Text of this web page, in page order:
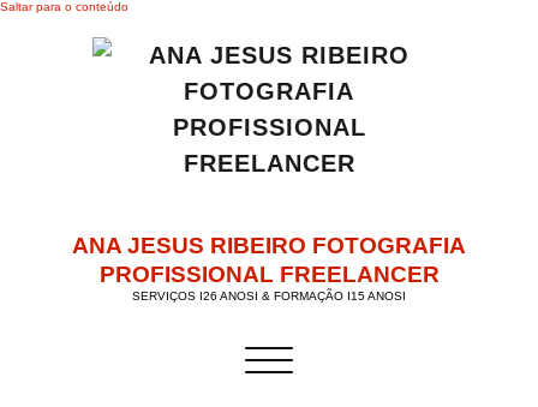
Saltar para o conteúdo
ANA JESUS RIBEIRO FOTOGRAFIA
PROFISSIONAL FREELANCER
SERVIÇOS I26 ANOSI & FORMAÇÃO I15 ANOSI
Alternar a navegação